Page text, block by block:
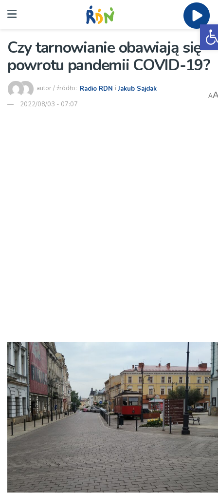
Czy tarnowianie obawiają się
powrotu pandemii COVID-19?
autor / źródło: Radio RDN i Jakub Sajdak
2022/08/03 - 07:07
A